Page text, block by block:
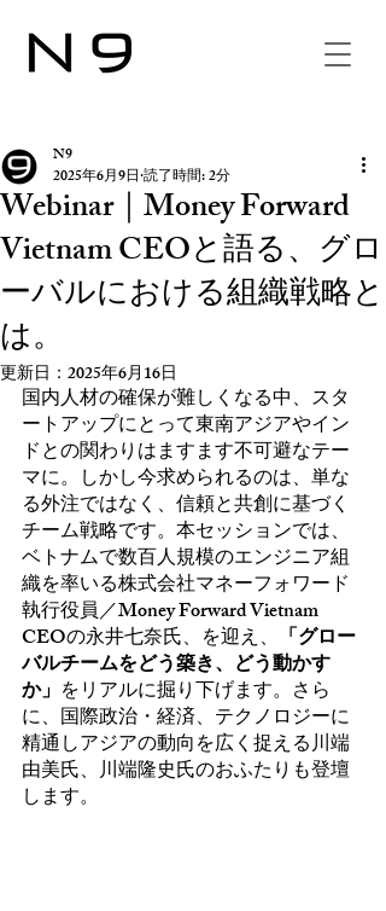
Webinar｜Money Forward
Vietnam CEOと語る、グロ
ーバルにおける組織戦略と
は。
N9
2025年6月9日 読了時間: 2分
更新日： 2025年6月16日
国内人材の確保が難しくなる中、スタ
ートアップにとって東南アジアやイン
ドとの関わりはますます不可避なテー
マに。しかし今求められるのは、単な
る外注ではなく、信頼と共創に基づく
チーム戦略です。本セッションでは、
ベトナムで数百人規模のエンジニア組
織を率いる株式会社マネーフォワード
執行役員／Money Forward Vietnam
CEOの永井七奈氏、を迎え、 「グロー
バルチームをどう築き、どう動かす
か」 をリアルに掘り下げます。さら
に、国際政治・経済、テクノロジーに
精通しアジアの動向を広く捉える川端
由美氏、川端隆史氏のおふたりも登壇
します。